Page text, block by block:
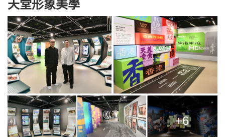
天堂形象美學
+6